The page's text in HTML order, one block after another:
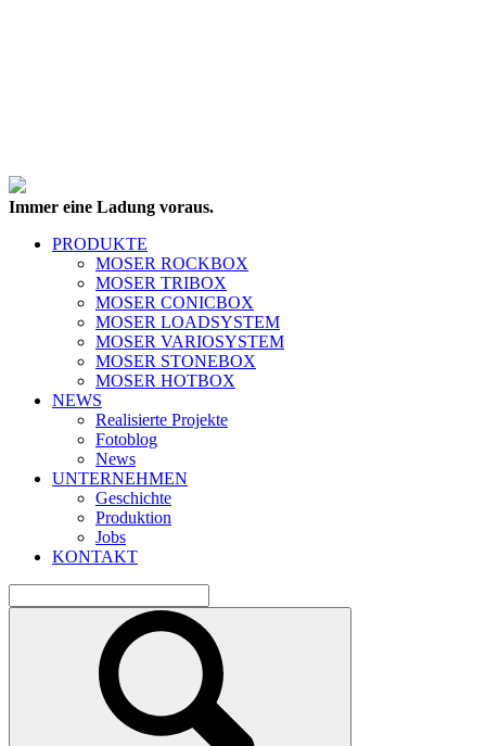
Immer eine Ladung voraus.
PRODUKTE
MOSER ROCKBOX
MOSER TRIBOX
MOSER CONICBOX
MOSER LOADSYSTEM
MOSER VARIOSYSTEM
MOSER STONEBOX
MOSER HOTBOX
NEWS
Realisierte Projekte
Fotoblog
News
UNTERNEHMEN
Geschichte
Produktion
Jobs
KONTAKT